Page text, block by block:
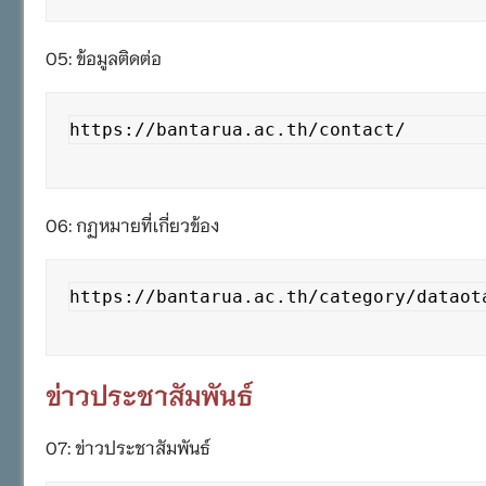
O5: ข้อมูลติดต่อ
https://bantarua.ac.th/contact/
O6: กฏหมายที่เกี่ยวข้อง
https://bantarua.ac.th/category/
ข่าวประชาสัมพันธ์
O7: ข่าวประชาสัมพันธ์